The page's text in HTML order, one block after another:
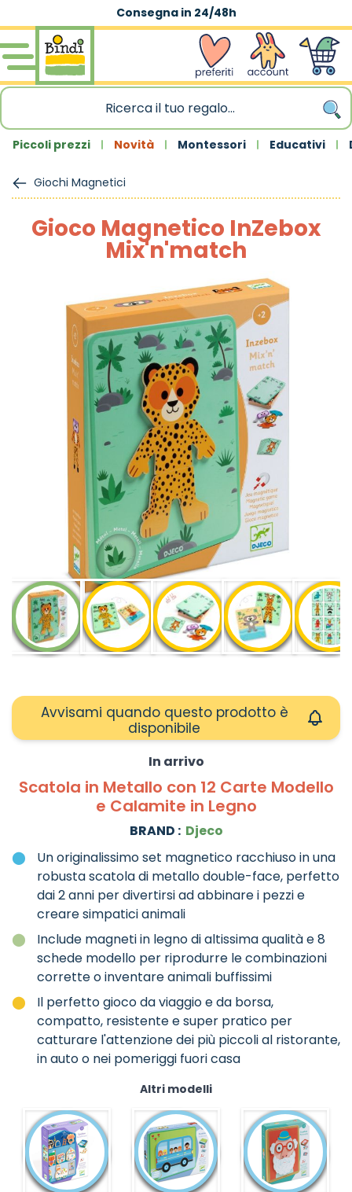
Consegna in 24/48h
Salta al contenuto
wishlist Account Carrello
Piccoli prezzi Novità Montessori Educativi
Giochi Magnetici
Gioco Magnetico InZebox
Mix'n'match
Avvisami quando questo prodotto è
disponibile
In arrivo
Scatola in Metallo con 12 Carte Modello
e Calamite in Legno
BRAND : Djeco
Un originalissimo set magnetico racchiuso in una
robusta scatola di metallo double-face, perfetto
dai 2 anni per divertirsi ad abbinare i pezzi e
creare simpatici animali
Include magneti in legno di altissima qualità e 8
schede modello per riprodurre le combinazioni
corrette o inventare animali buffissimi
Il perfetto gioco da viaggio e da borsa,
compatto, resistente e super pratico per
catturare l'attenzione dei più piccoli al ristorante,
in auto o nei pomeriggi fuori casa
Altri modelli